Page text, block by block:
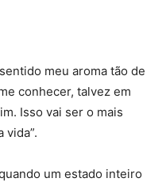
meu aroma tão de
conhecer, talvez em
Isso vai ser o mais
vida”.
um estado inteiro